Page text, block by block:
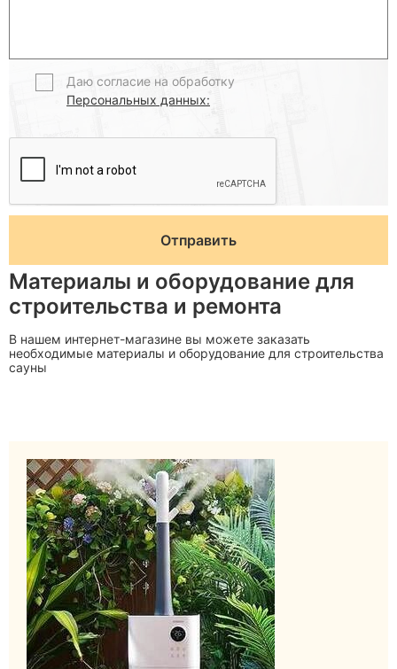
Даю согласие на обработку
Персональных данных:
Материалы и оборудование для
строительства и ремонта
В нашем интернет-магазине вы можете заказать
необходимые материалы и оборудование для строительства
сауны